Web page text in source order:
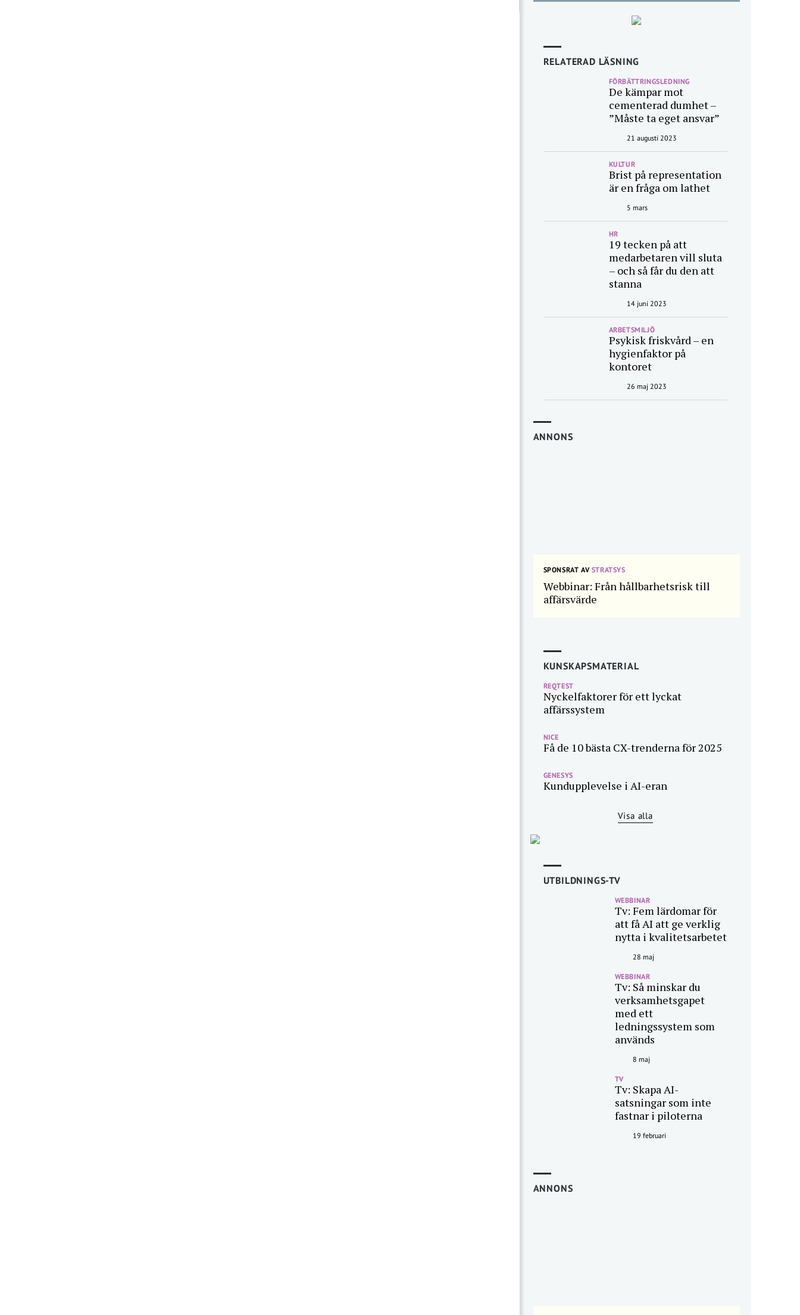
RELATERAD LÄSNING
FÖRBÄTTRINGSLEDNING
De kämpar mot
cementerad dumhet –
”Måste ta eget ansvar”
21 augusti 2023
KULTUR
Brist på representation
är en fråga om lathet
5 mars
HR
19 tecken på att
medarbetaren vill sluta
– och så får du den att
stanna
14 juni 2023
ARBETSMILJÖ
Psykisk friskvård – en
hygienfaktor på
kontoret
26 maj 2023
ANNONS
SPONSRAT AVSTRATSYS
Webbinar: Från hållbarhetsrisk till
affärsvärde
KUNSKAPSMATERIAL
REQTEST
Nyckelfaktorer för ett lyckat
affärssystem
NICE
Få de 10 bästa CX-trenderna för 2025
GENESYS
Kundupplevelse i AI-eran
Visa alla
UTBILDNINGS-TV
WEBBINAR
Tv: Fem lärdomar för
att få AI att ge verklig
nytta i kvalitetsarbetet
28 maj
WEBBINAR
Tv: Så minskar du
verksamhetsgapet
med ett
ledningssystem som
används
8 maj
TV
Tv: Skapa AI-
satsningar som inte
fastnar i piloterna
19 februari
ANNONS